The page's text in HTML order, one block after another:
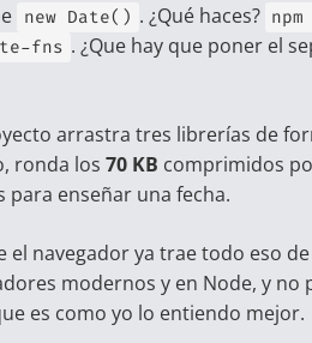
new Date() . ¿Qué haces?
fns . ¿Que hay que poner el
arrastra tres librerías de
ronda los 70 KB comprimidos
para enseñar una fecha.
el navegador ya trae todo eso
modernos y en Node, y no
es como yo lo entiendo mejor.